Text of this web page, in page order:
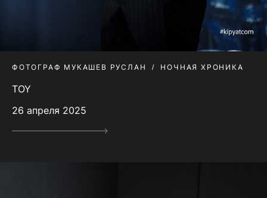
ФОТОГРАФ МУКАШЕВ РУСЛАН НОЧНАЯ ХРОНИКА
TOY
26 апреля 2025